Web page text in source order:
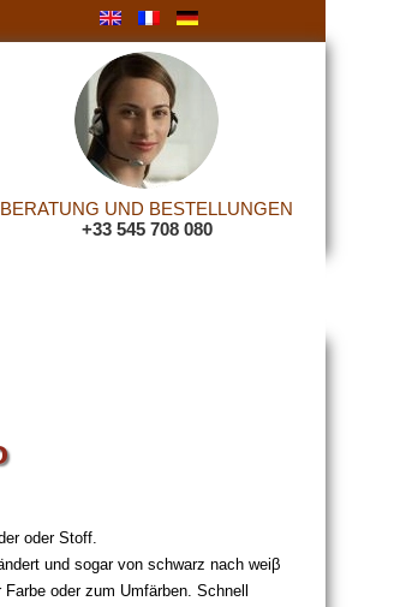
BERATUNG UND BESTELLUNGEN
+33 545 708 080
oder Stoff.
und sogar von schwarz nach weiβ
oder zum Umfärben. Schnell